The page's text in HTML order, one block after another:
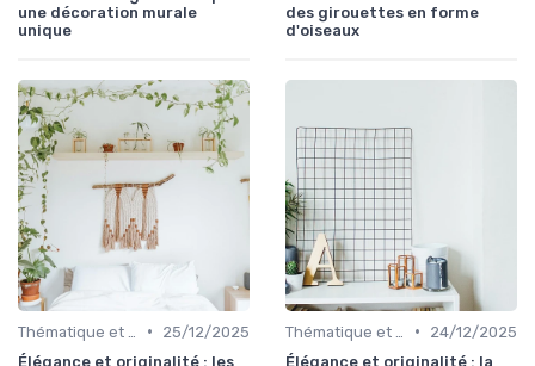
une décoration murale
unique
des girouettes en forme
d'oiseaux
•
25/12/2025
Élégance et originalité : les
•
24/12/2025
Élégance et originalité : la